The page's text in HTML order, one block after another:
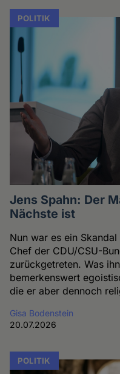
POLITIK
Jens Spahn: Der
Nächste ist
Nun war es ein
Chef der CDU/CSU-
zurückgetreten. Was
bemerkenswert
die er aber dennoch
Gisa Bodenstein
20.07.2026
POLITIK